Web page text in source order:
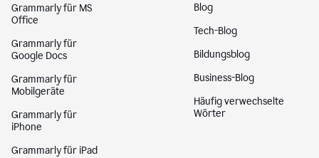
Grammarly für MS
Office
Grammarly für
Google Docs
Grammarly für
Mobilgeräte
Grammarly für
iPhone
Grammarly für iPad
Blog
Tech-Blog
Bildungsblog
Business-Blog
Häufig verwechselte
Wörter